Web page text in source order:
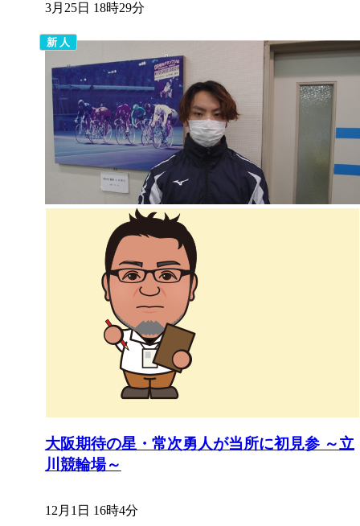
3月25日 18時29分
大阪期待の星・常次勇人が当所に初見参 ～立
川競輪場～
12月1日 16時4分